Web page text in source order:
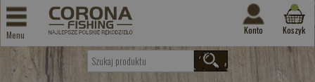
Menu Konto Koszyk